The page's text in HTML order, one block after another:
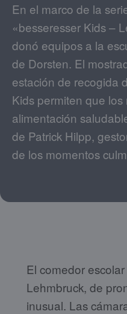
En el marco de la
«besseresser Kids –
donó equipos a la
de Dorsten. El
estación de recogida
Kids permiten que
alimentación
de Patrick Hilpp,
de los momentos
El comedor
Lehmbruck, de
inusual. Las